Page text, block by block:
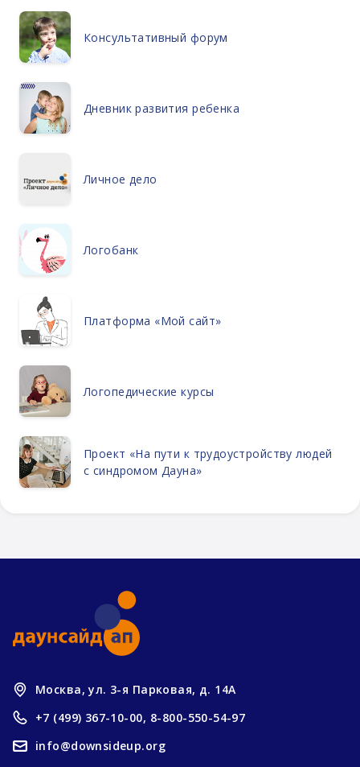
Консультативный форум
Дневник развития ребенка
Личное дело
Логобанк
Платформа «Мой сайт»
Логопедические курсы
Проект «На пути к трудоустройству людей
с синдромом Дауна»
Москва, ул. 3-я Парковая, д. 14А
+7 (499) 367-10-00, 8-800-550-54-97
info@downsideup.org